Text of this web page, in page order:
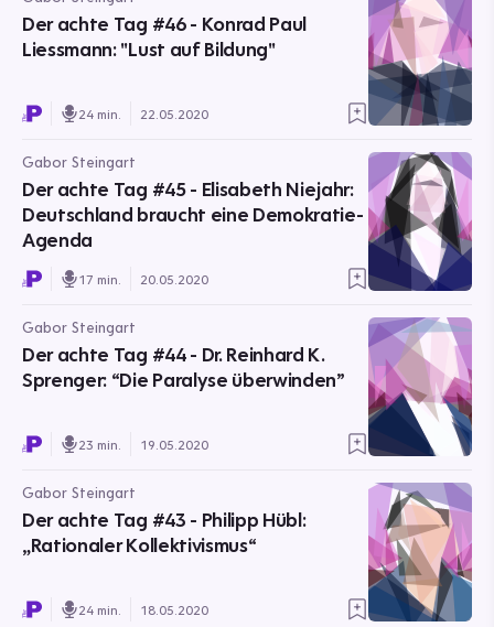
Der achte Tag #46 - Konrad Paul
Liessmann: "Lust auf Bildung"
24 min. 22.05.2020
Gabor Steingart
Der achte Tag #45 - Elisabeth Niejahr:
Deutschland braucht eine Demokratie-
Agenda
17 min. 20.05.2020
Gabor Steingart
Der achte Tag #44 - Dr. Reinhard K.
Sprenger: “Die Paralyse überwinden”
23 min. 19.05.2020
Gabor Steingart
Der achte Tag #43 - Philipp Hübl:
„Rationaler Kollektivismus“
24 min. 18.05.2020